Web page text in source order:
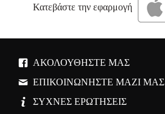
Κατεβάστε την εφαρμογή
ΑΚΟΛΟΥΘΉΣΤΕ ΜΑΣ
ΕΠΙΚΟΙΝΩΝΉΣΤΕ ΜΑΖΊ ΜΑΣ
ΣΥΧΝΈΣ ΕΡΩΤΉΣΕΙΣ